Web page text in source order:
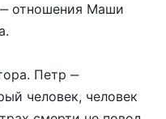
отношения Маши
Петр ‒
человек, человек